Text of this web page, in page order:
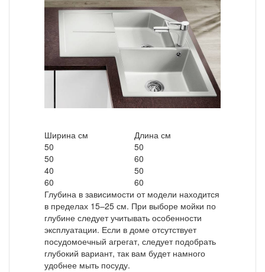
Ширина см
Длина см
50
50
50
60
40
50
60
60
Глубина в зависимости от модели находится
в пределах 15–25 см. При выборе мойки по
глубине следует учитывать особенности
эксплуатации. Если в доме отсутствует
посудомоечный агрегат, следует подобрать
глубокий вариант, так вам будет намного
удобнее мыть посуду.